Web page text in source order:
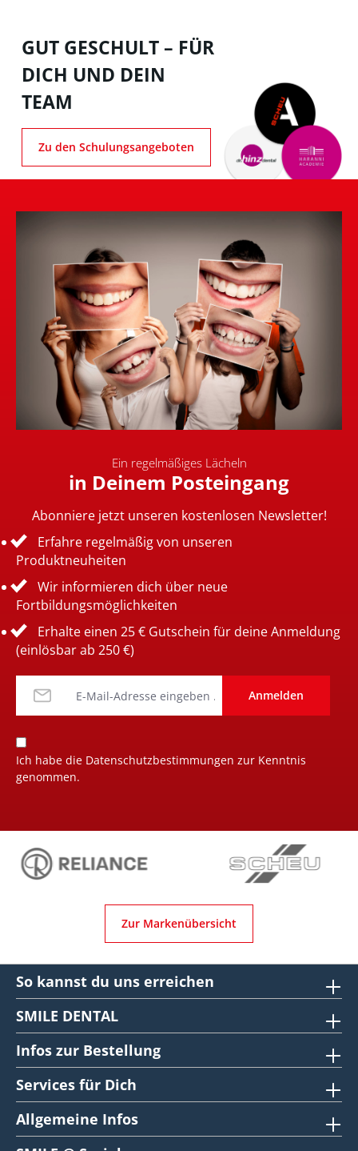
GUT GESCHULT – FÜR
DICH UND DEIN
TEAM
Zu den Schulungsangeboten
Ein regelmäßiges Lächeln
in Deinem Posteingang
Abonniere jetzt unseren kostenlosen Newsletter!
Erfahre regelmäßig von unseren
Produktneuheiten
Wir informieren dich über neue
Fortbildungsmöglichkeiten
Erhalte einen 25 € Gutschein für deine Anmeldung
(einlösbar ab 250 €)
Anmelden
Ich habe die Datenschutzbestimmungen zur Kenntnis
genommen.
Zur Markenübersicht
So kannst du uns erreichen
SMILE DENTAL
Infos zur Bestellung
Services für Dich
Allgemeine Infos